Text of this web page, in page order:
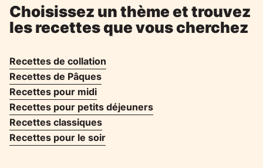
Choisissez un thème et trouvez
les recettes que vous cherchez
Recettes de collation
Recettes de Pâques
Recettes pour midi
Recettes pour petits déjeuners
Recettes classiques
Recettes pour le soir